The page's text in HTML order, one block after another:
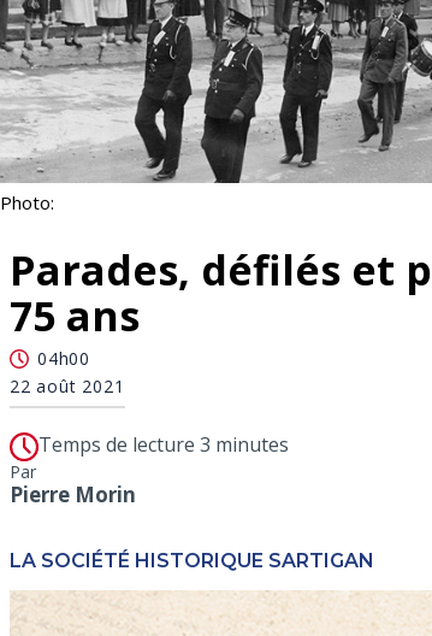
Photo:
Parades, défilés et
75 ans
04h00
22 août 2021
Temps de lecture 3 minutes
Par
Pierre Morin
LA SOCIÉTÉ HISTORIQUE SARTIGAN